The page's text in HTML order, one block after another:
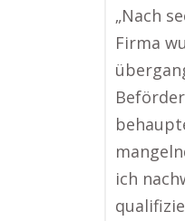
„Nach
Firma
ich